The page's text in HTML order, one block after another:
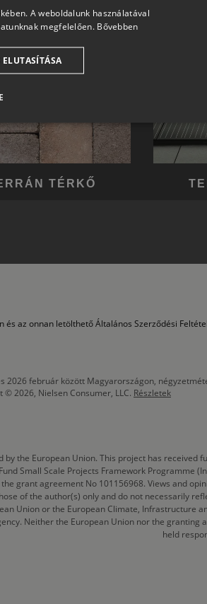
TÉRKŐ
és az onnan letölthető Általános Szerződési
2026 február között Magyarországon,
2026, Nielsen Consumer, LLC. Részletek
by the European Union. This project has received
Small Scale Projects Framework Programme
the grant agreement No 101156968. Views and
of the author(s) only and do not necessarily
Union or the European Climate, Infrastructure
Neither the European Union nor the granting
held
CROATIAN
A weboldalunk használatával
megfelelően. Bővebben
ELUTASÍTÁSA